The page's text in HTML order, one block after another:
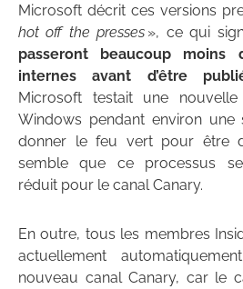
Microsoft décrit ces versions
hot off the presses », ce qui
passeront beaucoup
internes avant d’être
Microsoft testait une
Windows pendant environ une
donner le feu vert pour être
semble que ce processus
réduit pour le canal Canary.
En outre, tous les membres
actuellement
nouveau canal Canary, car le